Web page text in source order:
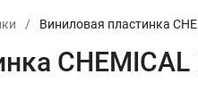
/ Виниловая пластинка